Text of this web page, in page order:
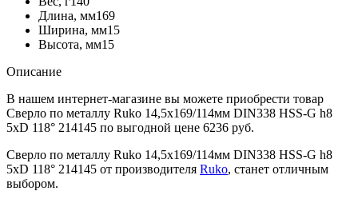
Длина, мм169
Ширина, мм15
Высота, мм15
Описание
В нашем интернет-магазине вы можете приобрести товар
Сверло по металлу Ruko 14,5x169/114мм DIN338 HSS-G h8
5xD 118° 214145 по выгодной цене 6236 руб.
Сверло по металлу Ruko 14,5x169/114мм DIN338 HSS-G h8
5xD 118° 214145 от производителя Ruko, станет отличным
выбором.